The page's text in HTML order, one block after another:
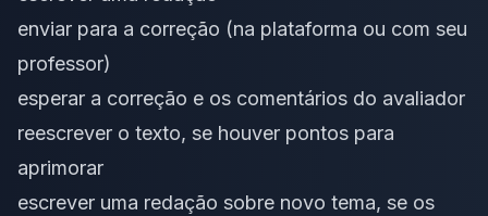
enviar para a correção (na plataforma ou com seu
professor)
esperar a correção e os comentários do avaliador
reescrever o texto, se houver pontos para
aprimorar
escrever uma redação sobre novo tema, se os